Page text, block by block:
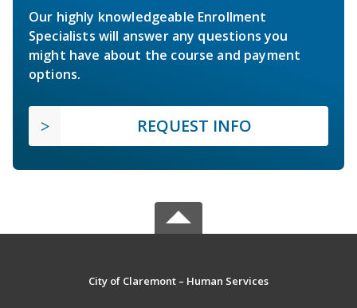
Our highly knowledgeable Enrollment
Specialists will answer any questions you
might have about the course and payment
options.
REQUEST INFO
City of Claremont – Human Services